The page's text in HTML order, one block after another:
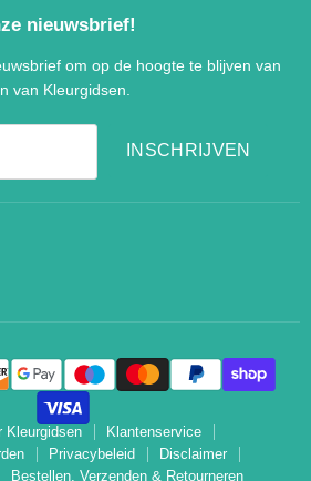
nieuwsbrief!
om op de hoogte te blijven van
van Kleurgidsen.
INSCHRIJVEN
Kleurgidsen
Klantenservice
Privacybeleid
Disclaimer
Bestellen, Verzenden & Retourneren